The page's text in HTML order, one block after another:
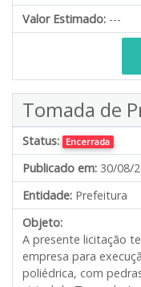
Valor Estimado: ---
Tomada de
Status: Encerrada
Publicado em: 30/08/
Entidade: Prefeitura
Objeto:
A presente licitação
empresa para
poliédrica, com